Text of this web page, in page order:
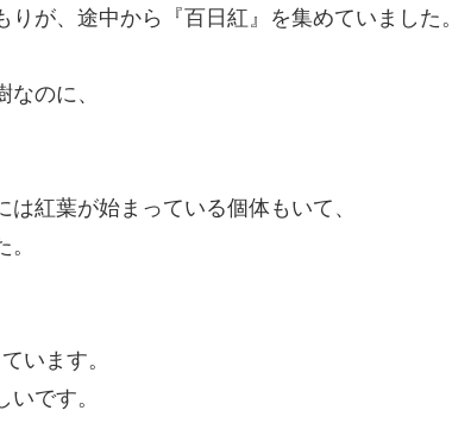
りが、途中から『百日紅』を集めていました。
なのに、
紅葉が始まっている個体もいて、
います。
です。